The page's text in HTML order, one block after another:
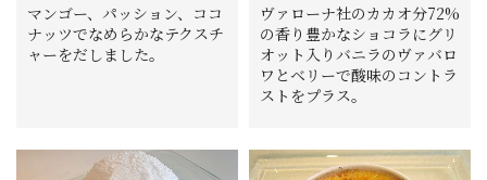
マンゴー、パッション、ココ
ナッツでなめらかなテクスチ
ャーをだしました。
ヴァローナ社のカカオ分72%
の香り豊かなショコラにグリ
オット入りバニラのヴァバロ
ワとベリーで酸味のコントラ
ストをプラス。